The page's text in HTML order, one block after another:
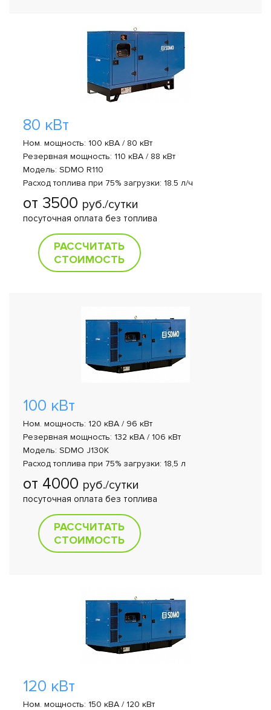
80 кВт
Ном. мощность: 100 кВА / 80 кВт
Резервная мощность: 110 кВА / 88 кВт
Модель: SDMO R110
Расход топлива при 75% загрузки: 18.5 л/ч
от 3500 руб./сутки
посуточная оплата без топлива
РАССЧИТАТЬ
СТОИМОСТЬ
100 кВт
Ном. мощность: 120 кВА / 96 кВт
Резервная мощность: 132 кВА / 106 кВт
Модель: SDMO J130K
Расход топлива при 75% загрузки: 18,5 л
от 4000 руб./сутки
посуточная оплата без топлива
РАССЧИТАТЬ
СТОИМОСТЬ
120 кВт
Ном. мощность: 150 кВА / 120 кВт